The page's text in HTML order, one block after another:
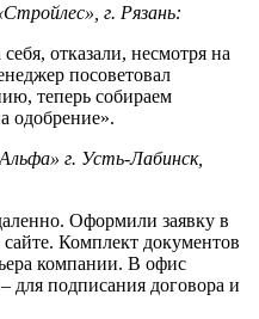
г. Рязань:
отказали, несмотря на
посоветовал
теперь собираем
одобрение».
г. Усть-Лабинск,
Оформили заявку в
Комплект документов
компании. В офис
для подписания договора и